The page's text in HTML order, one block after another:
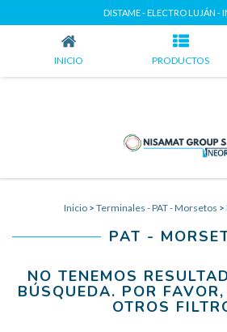
DISTAME - ELECTRO LUJÁN -
INICIO PRODUCTOS
Inicio > Terminales - PAT - Morsetos >
PAT -
NO TENEMOS
BÚSQUEDA. POR
OTROS